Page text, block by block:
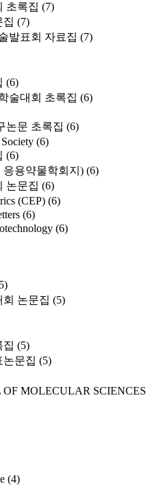
초록집 (7)
집 (7)
발표회 자료집 (7)
(6)
술대회 초록집 (6)
논문 초록집 (6)
(6)
(6)
응용약물학회지) (6)
논문집 (6)
(CEP) (6)
(6)
(6)
논문집 (5)
집 (5)
논문집 (5)
MOLECULAR SCIENCES
(4)